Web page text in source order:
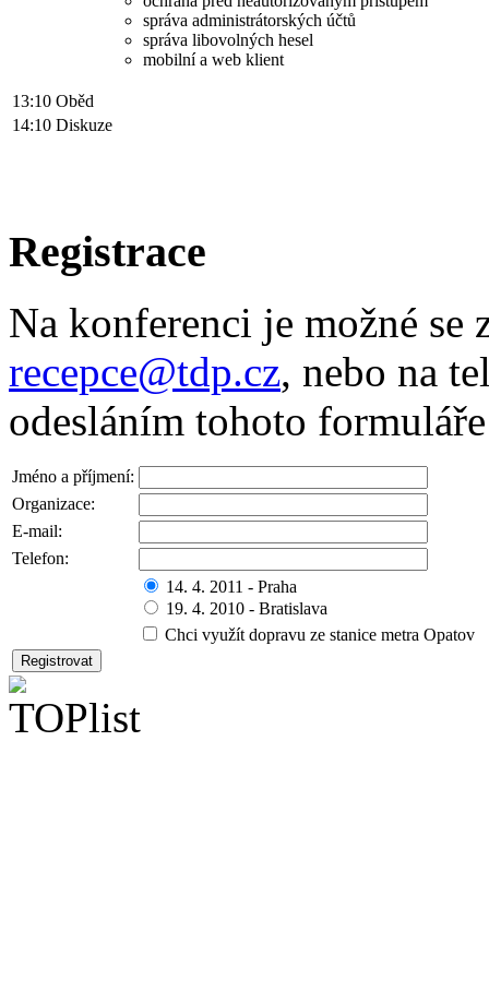
správa administrátorských účtů
správa libovolných hesel
mobilní a web klient
13:10 Oběd
14:10 Diskuze
Registrace
Na konferenci je možné se
recepce@tdp.cz, nebo na
odesláním tohoto
Jméno a příjmení:
Organizace:
E-mail:
Telefon:
14. 4. 2011 - Praha
19. 4. 2010 - Bratislava
Chci využít dopravu ze stanice metra Opatov